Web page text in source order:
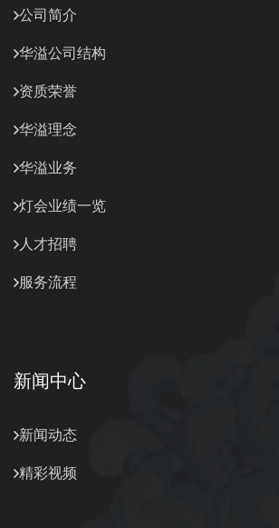
公司简介
华溢公司结构
资质荣誉
华溢理念
华溢业务
灯会业绩一览
人才招聘
服务流程
新闻中心
新闻动态
精彩视频